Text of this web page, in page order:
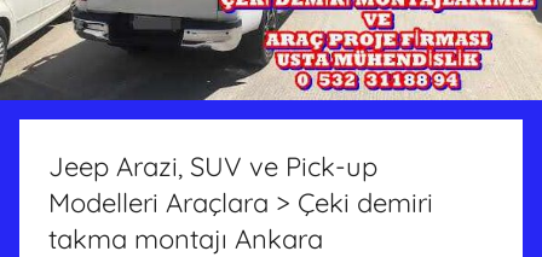
Jeep Arazi, SUV ve Pick-up
Modelleri Araçlara > Çeki demiri
takma montajı Ankara